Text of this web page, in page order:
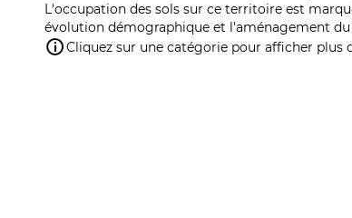
L'occupation des sols sur ce territoire est
évolution démographique et l'aménagement
Cliquez sur une catégorie pour afficher plus